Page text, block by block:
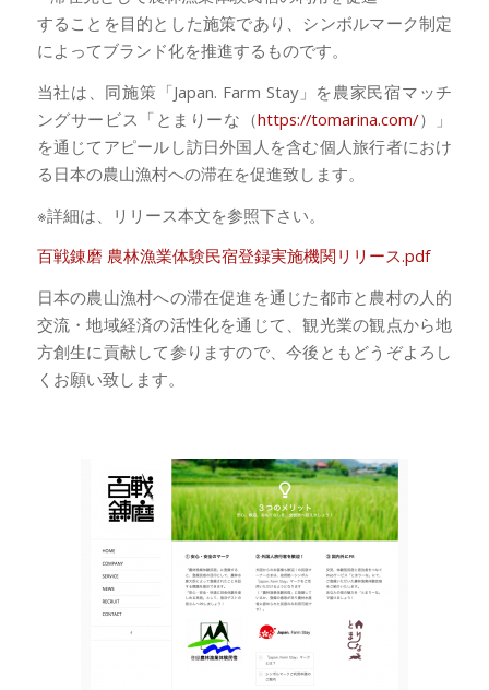
することを目的とした施策であり、シンボルマーク制定
によってブランド化を推進するものです。
当社は、同施策「Japan. Farm Stay」を農家民宿マッチ
ングサービス「とまりーな（https://tomarina.com/）」
を通じてアピールし訪日外国人を含む個人旅行者におけ
る日本の農山漁村への滞在を促進致します。
※詳細は、リリース本文を参照下さい。
百戦錬磨 農林漁業体験民宿登録実施機関リリース.pdf
日本の農山漁村への滞在促進を通じた都市と農村の人的
交流・地域経済の活性化を通じて、観光業の観点から地
方創生に貢献して参りますので、今後ともどうぞよろし
くお願い致します。